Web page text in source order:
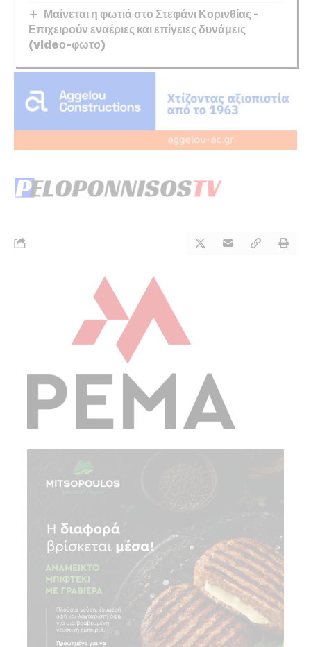
Μαίνεται η φωτιά στο Στεφάνι Κορινθίας –
Επιχειρούν εναέριες και επίγειες δυνάμεις
(videο-φωτο)